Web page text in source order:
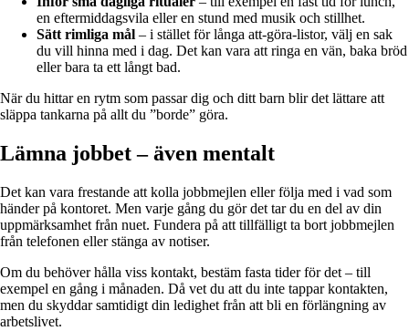
en eftermiddagsvila eller en stund med musik och stillhet.
Sätt rimliga mål – i stället för långa att-göra-listor, välj en sak
du vill hinna med i dag. Det kan vara att ringa en vän, baka bröd
eller bara ta ett långt bad.
När du hittar en rytm som passar dig och ditt barn blir det lättare att
släppa tankarna på allt du ”borde” göra.
Lämna jobbet – även mentalt
Det kan vara frestande att kolla jobbmejlen eller följa med i vad som
händer på kontoret. Men varje gång du gör det tar du en del av din
uppmärksamhet från nuet. Fundera på att tillfälligt ta bort jobbmejlen
från telefonen eller stänga av notiser.
Om du behöver hålla viss kontakt, bestäm fasta tider för det – till
exempel en gång i månaden. Då vet du att du inte tappar kontakten,
men du skyddar samtidigt din ledighet från att bli en förlängning av
arbetslivet.